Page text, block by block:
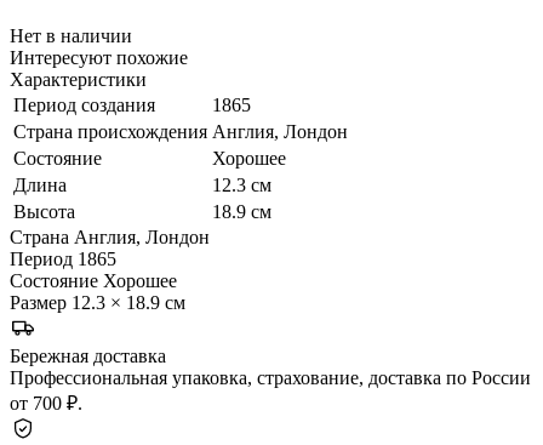
Нет в наличии
Интересуют похожие
Характеристики
Период создания
1865
Страна происхождения Англия, Лондон
Состояние
Хорошее
Длина
12.3 см
Высота
18.9 см
Страна Англия, Лондон
Период 1865
Состояние Хорошее
Размер 12.3 × 18.9 см
Бережная доставка
Профессиональная упаковка, страхование, доставка по России
от 700 ₽.